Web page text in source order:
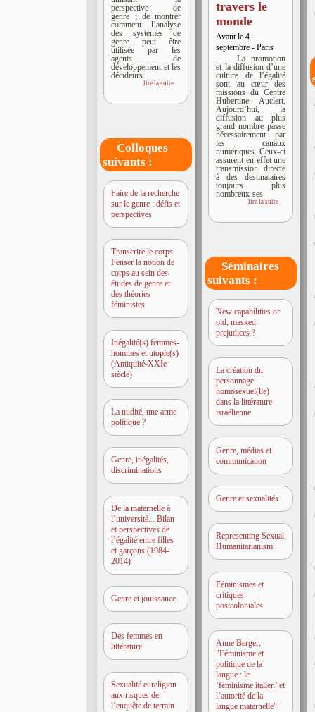
perspective de
genre ; de montrer
comment l’analyse
des systèmes de
genre peut être
utilisée par les
agents de
développement et les
décideurs.
lire la suite
Colloques
suivants :
Faire de la recherche
sur le genre : défis et
perspectives
Transcrire le corps.
Penser la notion de
corps au sein des
études de genre et
des théories
féministes
Inégalité(s) femmes-
hommes et utopie(s)
(Antiquité-XXIe
siècle)
La nudité, une arme
politique ?
Genre, inégalités,
discriminations
De la maternelle à
l’université... Bilan
et perspectives de
l’égalité entre filles
et garçons (1984-
2014)
Genre et jouissance
Des femmes en
littérature
Sexualité et religion
aux risques de
l’enquête de terrain
travers le
monde
Avant le 4
septembre - Paris
La promotion
et la diffusion d’une
culture de l’égalité
sont au cœur des
missions du Centre
Hubertine Auclert.
Aujourd’hui, la
diffusion au plus
grand nombre passe
nécessairement par
les canaux
numériques. Ceux-ci
assurent en effet une
transmission directe
à des destinataires
toujours plus
nombreux-ses.
lire la suite
Séminaires
suivants :
New capabilities or
old, masked
prejudices ?
La création du
personnage
homosexuel(lle)
dans la littérature
israélienne
Genre, médias et
communication
Genre et sexualités
Representing Sexual
Humanitarianism
Féminismes et
critiques
postcoloniales
Anne Berger,
"Féminisme et
politique de la
langue : le
’féminisme italien’ et
l’autorité de la
langue maternelle"